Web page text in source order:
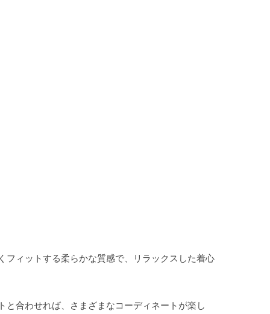
ィットする柔らかな質感で、リラックスした着心
合わせれば、さまざまなコーディネートが楽し